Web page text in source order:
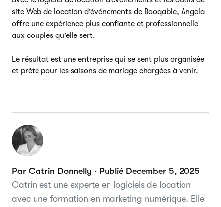
site Web de location d’événements de Booqable, Angela
offre une expérience plus confiante et professionnelle
aux couples qu’elle sert.
Le résultat est une entreprise qui se sent plus organisée
et prête pour les saisons de mariage chargées à venir.
Par Catrin Donnelly · Publié December 5, 2025
Catrin est une experte en logiciels de location
avec une formation en marketing numérique. Elle